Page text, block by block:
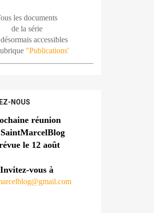
les documents
de la série
accessibles
"Publications'
NOUS
réunion
le 12 août
Invitez-vous à